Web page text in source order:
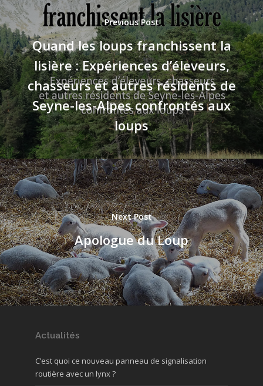
Previous Post
Quand les loups franchissent la
lisière : Expériences d’éleveurs,
chasseurs et autres résidents de
Seyne-les-Alpes confrontés aux
loups
Next Post
Apologue du Loup
Actualités
C’est quoi ce nouveau panneau de signalisation
routière avec un lynx ?